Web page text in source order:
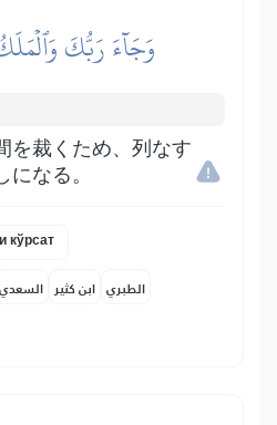
وَجَآءَ رَبُّكَ
を裁くため、列なす
なる。
кўрсат
السعدي ابن كثير الطبري